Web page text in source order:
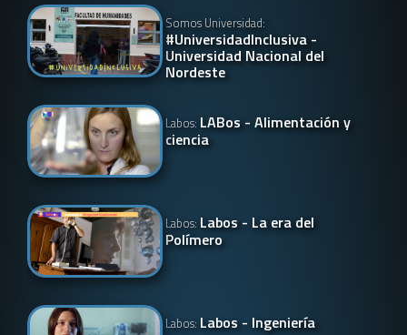
Somos Universidad:
#UniversidadInclusiva -
Universidad Nacional del
Nordeste
Labos: LABos - Alimentación y
ciencia
Labos: Labos - La era del
Polímero
Labos: Labos - Ingeniería